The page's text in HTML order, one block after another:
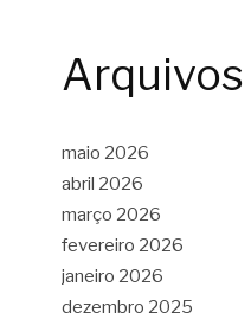
Arquivos
maio 2026
abril 2026
março 2026
fevereiro 2026
janeiro 2026
dezembro 2025